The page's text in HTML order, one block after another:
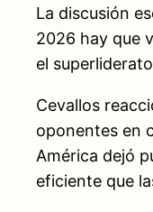
La discusión
2026 hay que
el
Cevallos
oponentes en
América dejó
eficiente que